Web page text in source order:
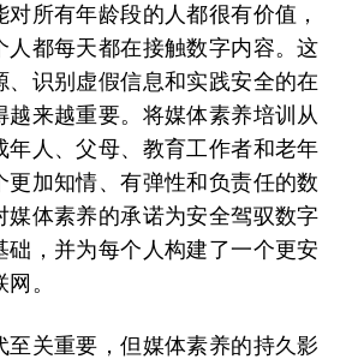
所有年龄段的人都很有价值，
人都每天都在接触数字内容。这
、识别虚假信息和实践安全的在
越来越重要。将媒体素养培训从
年人、父母、教育工作者和老年
更加知情、有弹性和负责任的数
媒体素养的承诺为安全驾驭数字
础，并为每个人构建了一个更安
。
至关重要，但媒体素养的持久影